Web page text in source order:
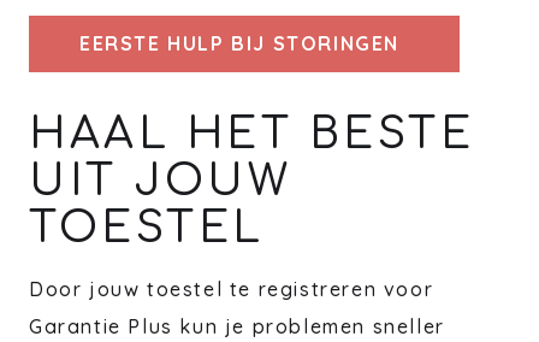
EERSTE HULP BIJ STORINGEN
HAAL HET BESTE
UIT JOUW
TOESTEL
Door jouw toestel te registreren voor
Garantie Plus kun je problemen sneller